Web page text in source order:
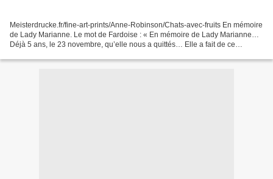
Meisterdrucke.fr/fine-art-prints/Anne-Robinson/Chats-avec-fruits En mémoire
de Lady Marianne. Le mot de Fardoise : « En mémoire de Lady Marianne…
Déjà 5 ans, le 23 novembre, qu’elle nous a quittés… Elle a fait de ce